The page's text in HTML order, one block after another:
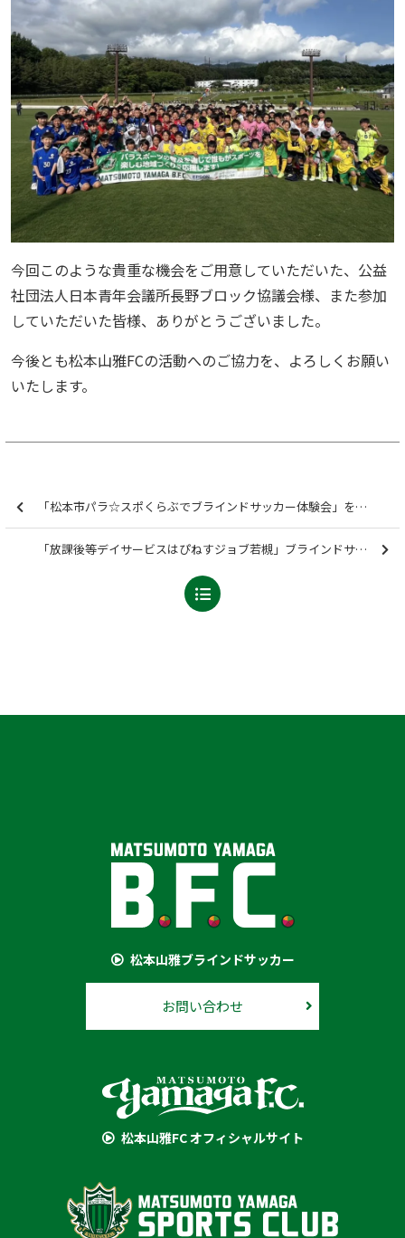
今回このような貴重な機会をご用意していただいた、公益
社団法人日本青年会議所長野ブロック協議会様、また参加
していただいた皆様、ありがとうございました。
今後とも松本山雅FCの活動へのご協力を、よろしくお願い
いたします。
「松本市パラ☆スポくらぶでブラインドサッカー体験会」を開催しました【報告】
「放課後等デイサービスはぴねすジョブ若槻」ブラインドサッカー体験会を開催しました【報告】
松本山雅ブラインドサッカー
お問い合わせ
松本山雅FC オフィシャルサイト